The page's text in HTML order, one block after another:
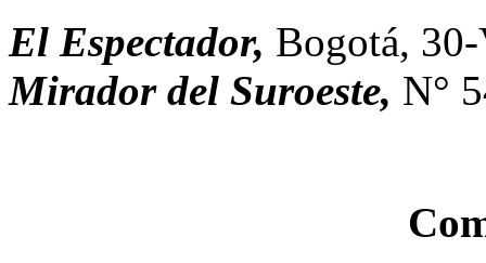
El Espectador, Bogotá,
Mirador del Suroeste, N°